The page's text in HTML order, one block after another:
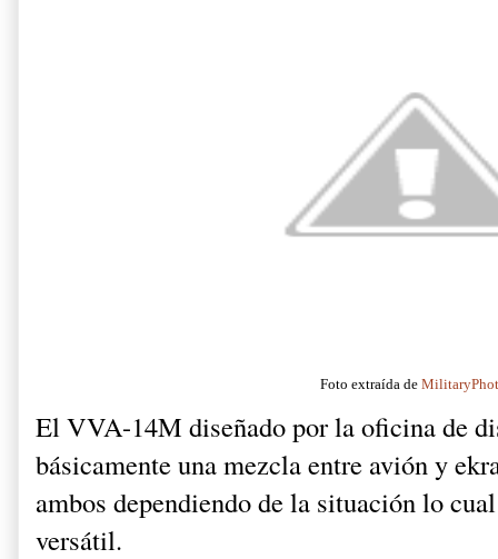
Foto extraída de
El VVA-14M diseñado por la oficina de
básicamente una mezcla entre avión y
ambos dependiendo de la situación lo
versátil.